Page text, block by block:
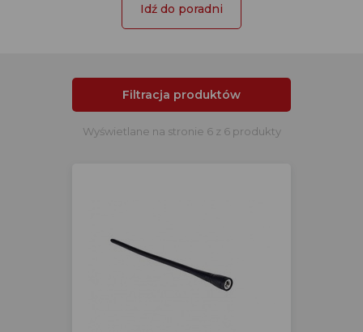
Idź do poradni
Filtracja produktów
Wyświetlane na stronie 6 z 6 produkty